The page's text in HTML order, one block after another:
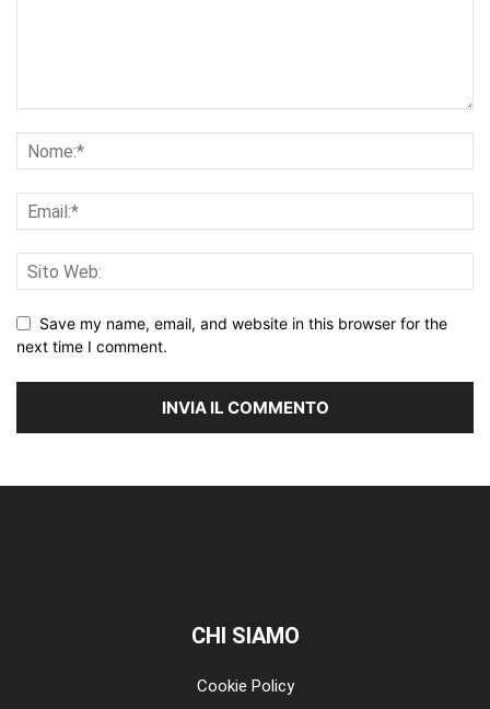
Save my name, email, and website in this browser for the
next time I comment.
CHI SIAMO
Cookie Policy